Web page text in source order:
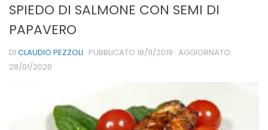
SPIEDO DI SALMONE CON SEMI DI
PAPAVERO
DI CLAUDIO PEZZOLI · PUBBLICATO 18/11/2019 · AGGIORNATO
28/01/2020